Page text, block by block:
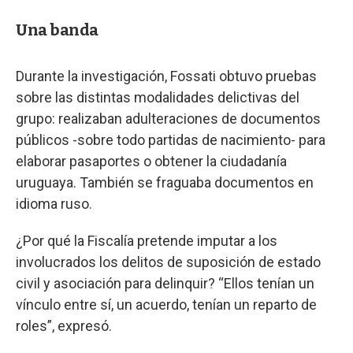
Una banda
Durante la investigación, Fossati obtuvo pruebas
sobre las distintas modalidades delictivas del
grupo: realizaban adulteraciones de documentos
públicos -sobre todo partidas de nacimiento- para
elaborar pasaportes o obtener la ciudadanía
uruguaya. También se fraguaba documentos en
idioma ruso.
¿Por qué la Fiscalía pretende imputar a los
involucrados los delitos de suposición de estado
civil y asociación para delinquir? “Ellos tenían un
vínculo entre sí, un acuerdo, tenían un reparto de
roles”, expresó.